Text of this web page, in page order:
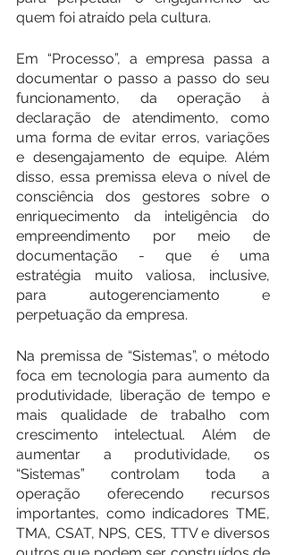
quem foi atraído pela cultura.
Em “Processo”, a empresa passa a
documentar o passo a passo do seu
funcionamento, da operação à
declaração de atendimento, como
uma forma de evitar erros, variações
e desengajamento de equipe. Além
disso, essa premissa eleva o nível de
consciência dos gestores sobre o
enriquecimento da inteligência do
empreendimento por meio de
documentação - que é uma
estratégia muito valiosa, inclusive,
para autogerenciamento e
perpetuação da empresa.
Na premissa de “Sistemas”, o método
foca em tecnologia para aumento da
produtividade, liberação de tempo e
mais qualidade de trabalho com
crescimento intelectual. Além de
aumentar a produtividade, os
“Sistemas” controlam toda a
operação oferecendo recursos
importantes, como indicadores TME,
TMA, CSAT, NPS, CES, TTV e diversos